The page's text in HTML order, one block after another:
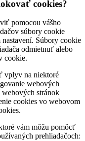
cookies?
pomocou vášho
súbory cookie
Súbory cookie
odmietnuť alebo
cookie.
vplyv na niektoré
webových
stránok
cookies vo webovom
vám môžu pomôcť
prehliadačoch: